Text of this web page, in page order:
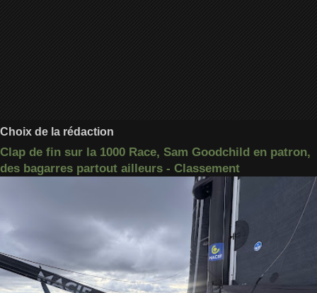
Choix de la rédaction
Clap de fin sur la 1000 Race, Sam Goodchild en patron,
des bagarres partout ailleurs - Classement